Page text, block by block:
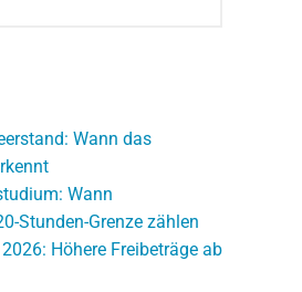
Wann das
Wann
Stunden-Grenze zählen
Höhere Freibeträge ab